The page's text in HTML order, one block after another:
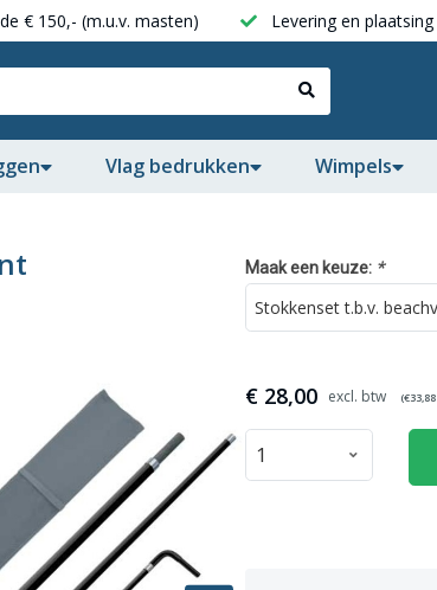
€ 150,- (m.u.v. masten) Levering en plaatsing
Vlag bedrukken Wimpels
Maak een keuze: *
€ 28,00 (€33,88